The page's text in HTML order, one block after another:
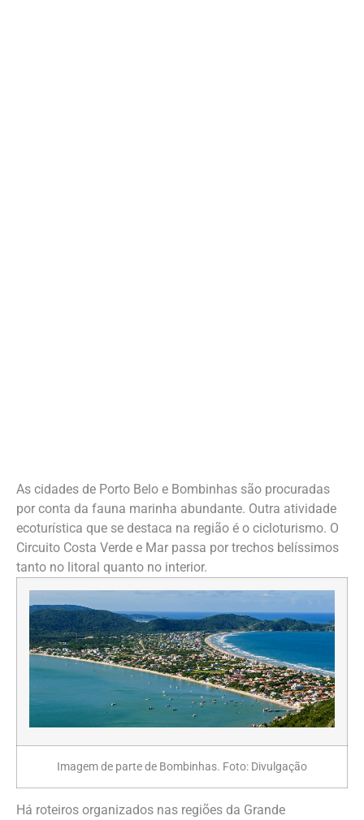
As cidades de Porto Belo e Bombinhas são procuradas
por conta da fauna marinha abundante. Outra atividade
ecoturística que se destaca na região é o cicloturismo. O
Circuito Costa Verde e Mar passa por trechos belíssimos
tanto no litoral quanto no interior.
Imagem de parte de Bombinhas. Foto: Divulgação
Há roteiros organizados nas regiões da Grande